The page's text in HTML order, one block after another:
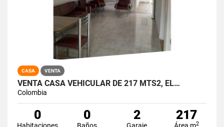
CASA VENTA
VENTA CASA VEHICULAR DE 217 MTS2, EL…
Colombia
0
Habitaciones
0
Baños
2
Garaje
217
Área m2